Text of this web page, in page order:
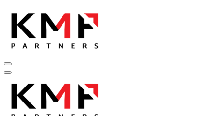
content
Fintech สำหรับวงการรับเหมาก่อสร้าง สู่อนาคตที่ดีกว่าไปพร้อม
กับเรา เพราะโอกาสรอไม่ได้